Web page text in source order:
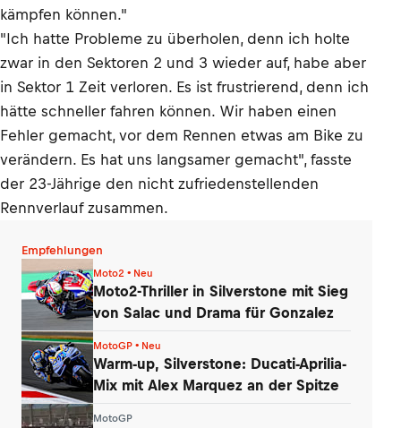
kämpfen können."
"Ich hatte Probleme zu überholen, denn ich holte
zwar in den Sektoren 2 und 3 wieder auf, habe aber
in Sektor 1 Zeit verloren. Es ist frustrierend, denn ich
hätte schneller fahren können. Wir haben einen
Fehler gemacht, vor dem Rennen etwas am Bike zu
verändern. Es hat uns langsamer gemacht", fasste
der 23-Jährige den nicht zufriedenstellenden
Rennverlauf zusammen.
Empfehlungen
Moto2 • Neu
Moto2-Thriller in Silverstone mit Sieg
von Salac und Drama für Gonzalez
MotoGP • Neu
Warm-up, Silverstone: Ducati-Aprilia-
Mix mit Alex Marquez an der Spitze
MotoGP